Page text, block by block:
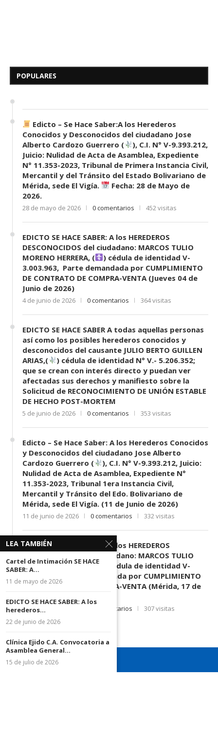
POPULARESDesconocidos del...
Edicto – Se Hace Saber:A los Herederos
Conocidos y Desconocidos del ciudadano Jose
Alberto Cardozo Guerrero (
), C.I. N° V-9.393.212,
Juicio: Nulidad de Acta de Asamblea, Expediente
N° 11.353-2023, Tribunal de Primera Instancia Civil,
Mercantil y del Tránsito del Estado Bolivariano de
Mérida, sede El Vigía.
Fecha: 28 de Mayo de
2026.
28 de mayo de 2026 0 comentarios 452 visitas
EDICTO SE HACE SABER: A los HEREDEROS
DESCONOCIDOS del ciudadano: MARCOS TULIO
MORENO HERRERA, (
) cédula de identidad V-
3.003.963, Parte demandada por CUMPLIMIENTO
DE CONTRATO DE COMPRA-VENTA (Jueves 04 de
Junio de 2026)
4 de junio de 2026 0 comentarios 364 visitas
EDICTO SE HACE SABER A todas aquellas personas
así como los posibles herederos conocidos y
desconocidos del causante JULIO BERTO GUILLEN
ARIAS,(
) cédula de identidad N° V.- 5.206.352;
que se crean con interés directo y puedan ver
afectadas sus derechos y manifiesto sobre la
Solicitud de RECONOCIMIENTO DE UNIÓN ESTABLE
DE HECHO POST-MORTEM
5 de junio de 2026 0 comentarios 353 visitas
Edicto – Se Hace Saber: A los Herederos Conocidos
y Desconocidos del ciudadano Jose Alberto
Cardozo Guerrero (
), C.I. N° V-9.393.212, Juicio:
Nulidad de Acta de Asamblea, Expediente N°
11.353-2023, Tribunal 1era Instancia Civil,
Mercantil y Tránsito del Edo. Bolivariano de
Mérida, sede El Vigía. (11 de Junio de 2026)
11 de junio de 2026 0 comentarios 332 visitas
EDICTO SE HACE SABER: A los HEREDEROS
DESCONOCIDOS del ciudadano: MARCOS TULIO
MORENO HERRERA, (
) cédula de identidad V-
3.003.963, Parte demandada por CUMPLIMIENTO
DE CONTRATO DE COMPRA-VENTA (Mérida, 17 de
17 de junio de 2026 0 comentarios 307 visitas
LEA TAMBIÉN
Cartel de Intimación SE HACE
SABER: A...
11 de mayo de 2026
EDICTO SE HACE SABER: A los
herederos...
22 de junio de 2026
Clínica Ejido C.A. Convocatoria a
Asamblea General...
15 de julio de 2026